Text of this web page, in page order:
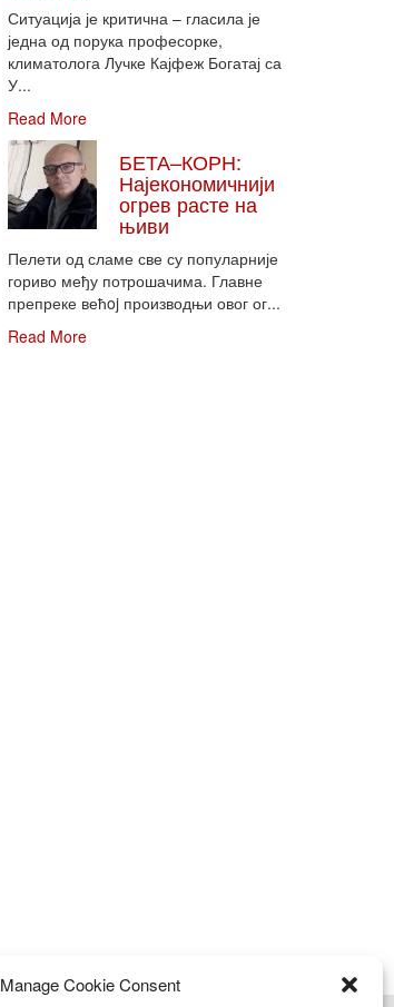
Manage Cookie Consent
Ситуација је критична – гласила је
једна од порука професорке,
климатолога Лучке Кајфеж Богатај са
У...
Read More
БЕТА–КОРН:
Најекономичнији
огрев расте на
њиви
Пелети од сламе све су популарније
гориво међу потрошачима. Главне
препреке већoj производњи овог ог...
Read More